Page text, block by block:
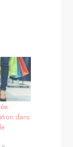
dans